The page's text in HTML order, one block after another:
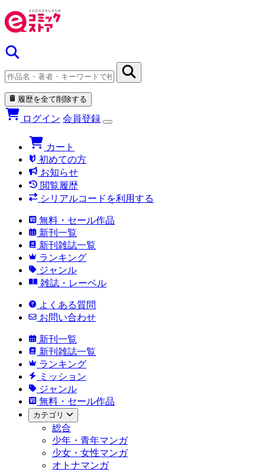
履歴を全て削除する
ログイン 会員登録
カート
初めての方
お知らせ
閲覧履歴
シリアルコードを利用する
無料・セール作品
新刊一覧
新刊雑誌一覧
ランキング
ジャンル
雑誌・レーベル
よくある質問
お問い合わせ
新刊一覧
新刊雑誌一覧
ランキング
ミッション
ジャンル
無料・セール作品
カテゴリ
総合
少年・青年マンガ
少女・女性マンガ
オトナマンガ